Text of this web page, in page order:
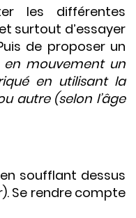
les différentes
surtout d’essayer
de proposer un
en mouvement un
en utilisant la
autre (selon l’âge
soufflant dessus
Se rendre compte